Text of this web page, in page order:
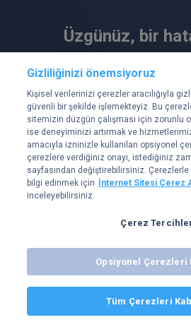
Üzgünüz, bir
Yenile Ana
Gizliliğinizi önemsiyoruz
Kişisel verilerinizi çerezler aracılığıyla
güvenli bir şekilde işlemekteyiz. Bu
sitemizin düzgün çalışması için zorunlu
ise deneyiminizi artırmak ve
amacıyla izninizle kullanılan opsiyonel
çerezlere verdiğiniz onayı, istediğiniz
sayfasından değiştirebilirsiniz. Çerezlerle
bilgi edinmek için İnternet Sitesi Çerez
inceleyebilirsiniz.
Çerez
Opsiyonel Çerezleri
Tüm Çerezleri